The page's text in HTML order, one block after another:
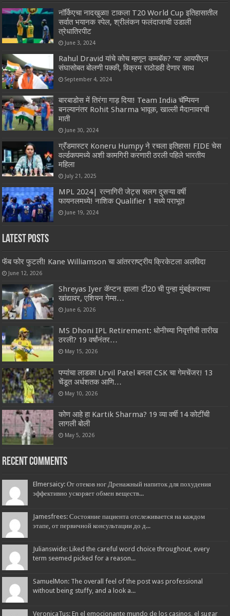
नॉर्किएचा नादखुळा! टाकला T20 World Cup इतिहासातील
सर्वात भयानक स्पेल, श्रीलंकन फलंदाजाची उडाली
त्रेधातिरपीट
June 3, 2024
Rahul Dravid यांचे कोच म्हणून कमबॅक? ‘या’ आयपीएल
संघासोबत बोलणी पक्की, विक्रम राठोडही देणार साथ
September 4, 2024
बारबाडोस में तिरंगा गाड़ दिया! Team India चॅम्पियन
बनल्यानंतर Rohit Sharma भावूक, खाल्ली मैदानावरची
माती
June 30, 2024
ग्रॅंडमास्टर Koneru Humpy ने रचला इतिहास! FIDE चेस
वर्ल्डकपमध्ये अशी कामगिरी करणारी ठरली पहिले भारतीय
महिला
July 21, 2025
MPL 2024| रत्नागिरी जेट्स सलग दुसऱ्या वर्षी
फायनलमध्ये! नाशिक Qualifier 1 मध्ये पराभूत
June 19, 2024
Latest Posts
फॅब फोर फुटली! Kane Williamson चा आंतरराष्ट्रीय क्रिकेटला अलविदा
June 12, 2026
Shreyas Iyer कॅप्टन झाला! टी20 ची पुन्हा मुंबईकराच्या
खांद्यावर, एशियन गेम्स…
June 6, 2026
MS Dhoni IPL Retirement: धोनीच्या निवृत्तीची तारीख
ठरली? 19 वर्षांनंतर…
May 15, 2026
पप्पांचा लाडका Urvil Patel बनला CSK चा गेमचेंजर! 13
चेंडूत अर्धशतक आणि…
May 10, 2026
कोण आहे हा Kartik Sharma? 19 व्या वर्षी 14 कोटींची
लागली बोली
May 5, 2026
Recent Comments
Elmersaicy: От отеков ног Дренажный напиток для похудения
эффективно ускоряет обмен веществ...
Jamesfrees: Состояние пациента отслеживается на каждом
этапе, от первичной консультации до д...
Julianswide: Liked the careful word choice throughout, every
term seemed picked for a reason...
SamuelMon: The overall feel of the post was professional
without being stuffy, and a look a...
VeronicaTus: En el emocionante mundo de los casinos, el sugar